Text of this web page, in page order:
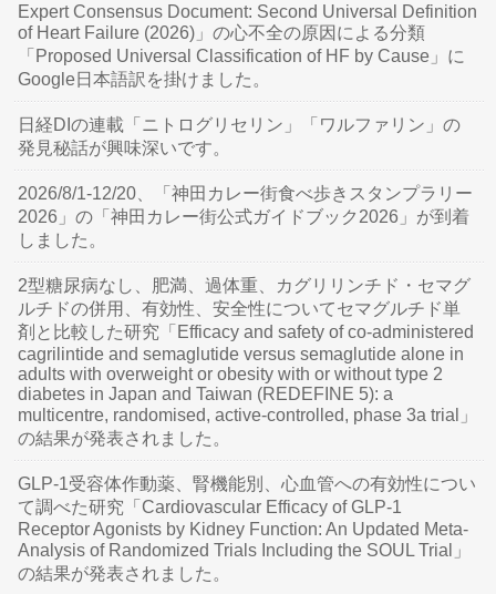
Expert Consensus Document: Second Universal Definition
of Heart Failure (2026)」の心不全の原因による分類
「Proposed Universal Classification of HF by Cause」に
Google日本語訳を掛けました。
日経DIの連載「ニトログリセリン」「ワルファリン」の
発見秘話が興味深いです。
2026/8/1-12/20、「神田カレー街食べ歩きスタンプラリー
2026」の「神田カレー街公式ガイドブック2026」が到着
しました。
2型糖尿病なし、肥満、過体重、カグリリンチド・セマグ
ルチドの併用、有効性、安全性についてセマグルチド単
剤と比較した研究「Efficacy and safety of co-administered
cagrilintide and semaglutide versus semaglutide alone in
adults with overweight or obesity with or without type 2
diabetes in Japan and Taiwan (REDEFINE 5): a
multicentre, randomised, active-controlled, phase 3a trial」
の結果が発表されました。
GLP-1受容体作動薬、腎機能別、心血管への有効性につい
て調べた研究「Cardiovascular Efficacy of GLP-1
Receptor Agonists by Kidney Function: An Updated Meta-
Analysis of Randomized Trials Including the SOUL Trial」
の結果が発表されました。